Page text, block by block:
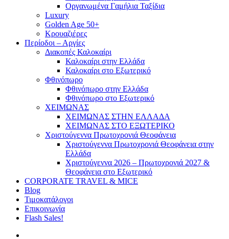
Οργανωμένα Γαμήλια Ταξίδια
Luxury
Golden Age 50+
Κρουαζιέρες
Περίοδοι – Αργίες
Διακοπές Καλοκαίρι
Καλοκαίρι στην Ελλάδα
Καλοκαίρι στο Εξωτερικό
Φθινόπωρο
Φθινόπωρο στην Ελλάδα
Φθινόπωρο στο Εξωτερικό
ΧΕΙΜΩΝΑΣ
ΧΕΙΜΩΝΑΣ ΣΤΗΝ ΕΛΛΑΔΑ
ΧΕΙΜΩΝΑΣ ΣΤΟ ΕΞΩΤΕΡΙΚΟ
Χριστούγεννα Πρωτοχρονιά Θεοφάνεια
Χριστούγεννα Πρωτοχρονιά Θεοφάνεια στην
Ελλάδα
Χριστούγεννα 2026 – Πρωτοχρονιά 2027 &
Θεοφάνεια στο Εξωτερικό
CORPORATE TRAVEL & MICE
Blog
Τιμοκατάλογοι
Επικοινωνία
Flash Sales!